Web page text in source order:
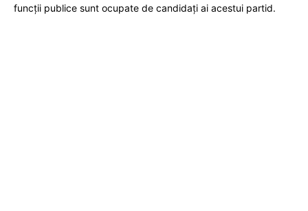
funcții publice sunt ocupate de candidați ai acestui partid.